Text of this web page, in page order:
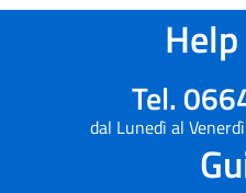
Tel.
dal Lunedì al